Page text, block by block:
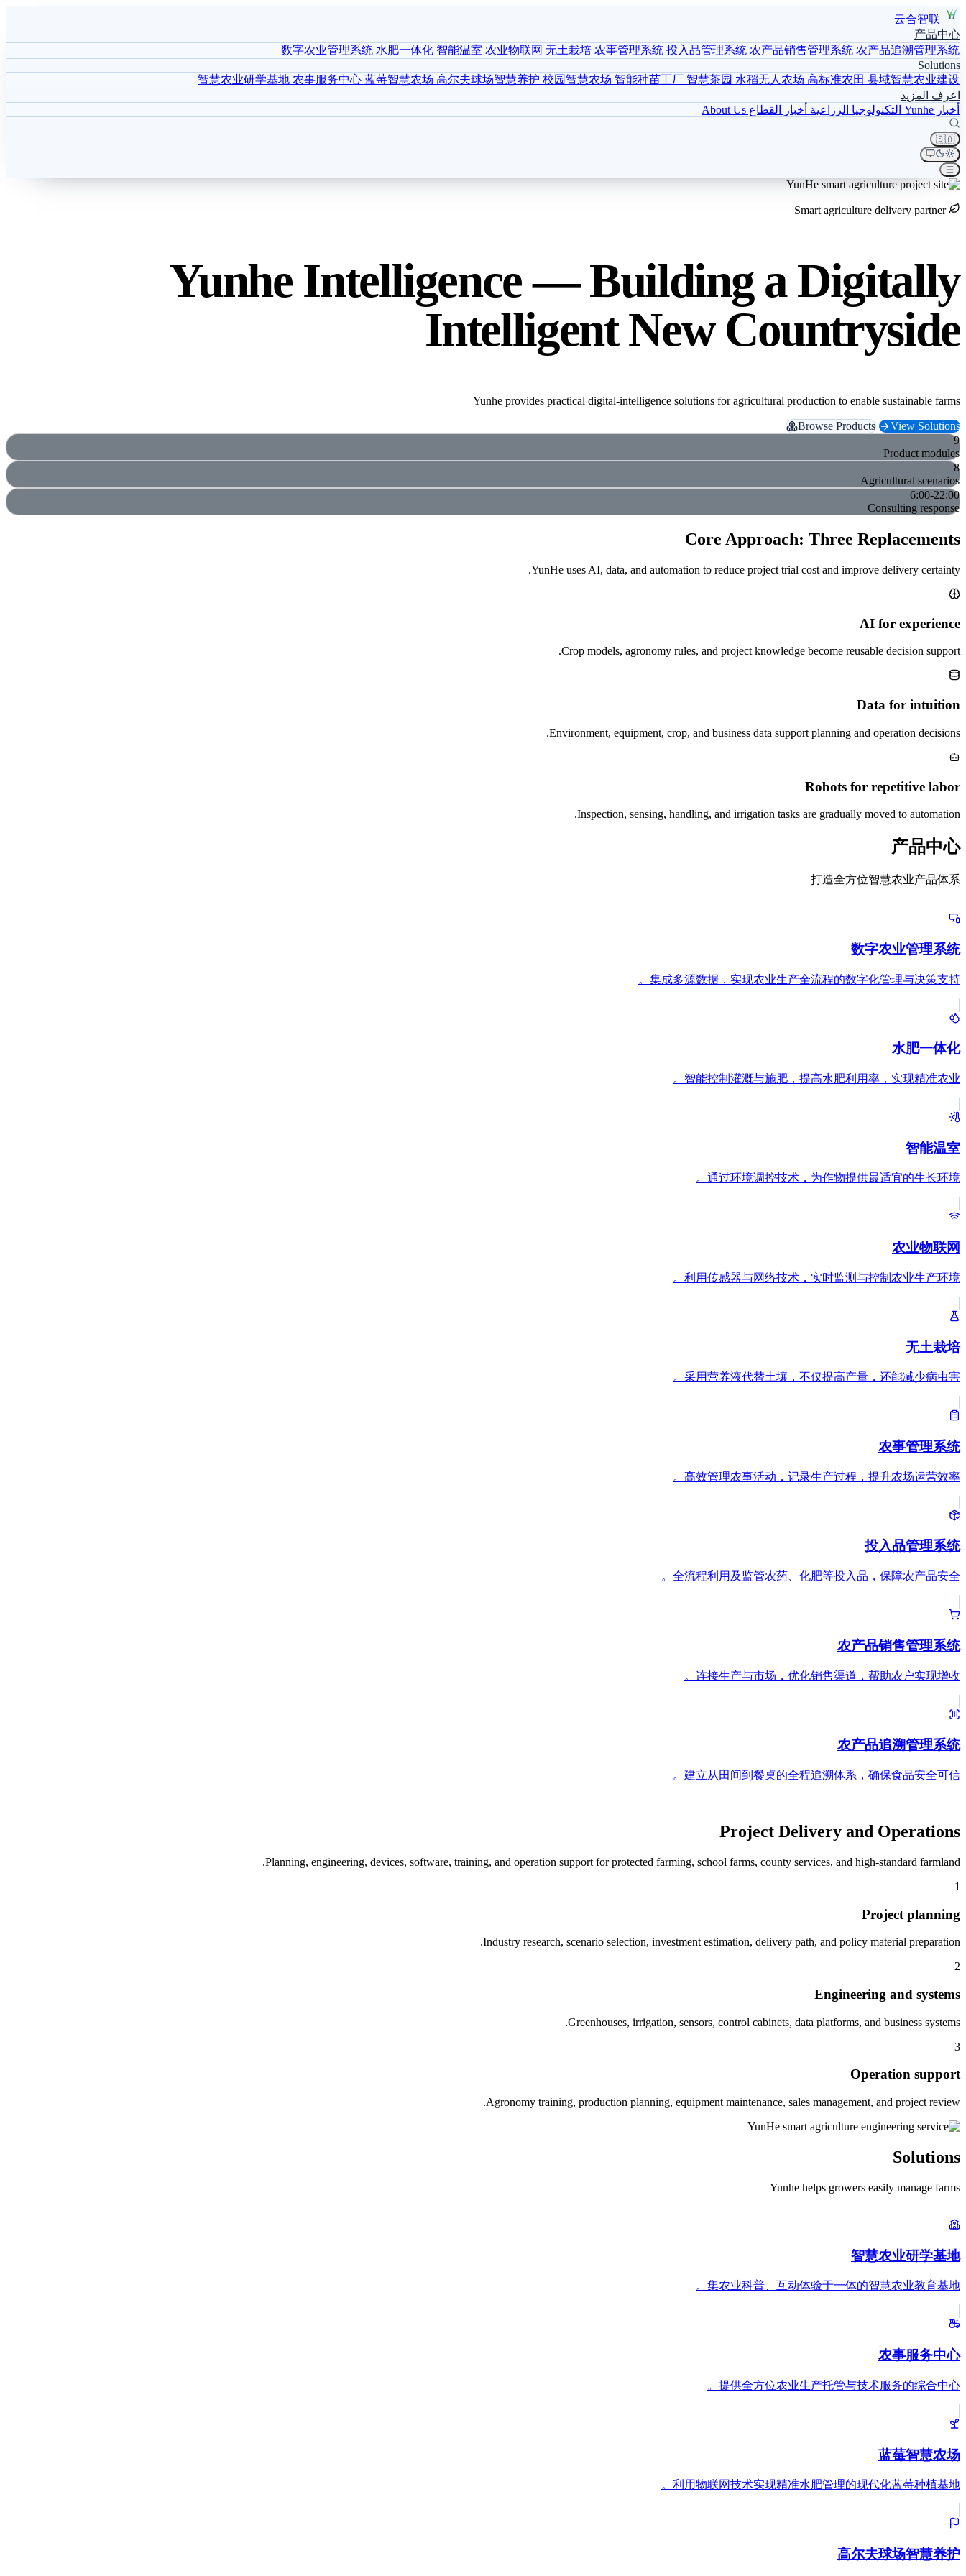
云合智联
产品中心
数字农业管理系统 水肥一体化 智能温室 农业物联网 无土栽培 农事管理系统 投入品管理系统 农产品销售管理系统 农产品追溯管理系统
Solutions
智慧农业研学基地 农事服务中心 蓝莓智慧农场 高尔夫球场智慧养护 校园智慧农场 智能种苗工厂 智慧茶园 水稻无人农场 高标准农田 县域智慧农业建设
اعرف المزيد
أخبار Yunhe
التكنولوجيا الزراعية أخبار القطاع About Us
🇸🇦
Smart agriculture delivery partner
Yunhe Intelligence — Building a Digitally
Intelligent New Countryside
Yunhe provides practical digital-intelligence solutions for agricultural production to enable sustainable farms
View Solutions
Browse Products
9
Product modules
8
Agricultural scenarios
6:00-22:00
Consulting response
Core Approach: Three Replacements
YunHe uses AI, data, and automation to reduce project trial cost and improve delivery certainty.
AI for experience
Crop models, agronomy rules, and project knowledge become reusable decision support.
Data for intuition
Environment, equipment, crop, and business data support planning and operation decisions.
Robots for repetitive labor
Inspection, sensing, handling, and irrigation tasks are gradually moved to automation.
产品中心
打造全方位智慧农业产品体系
数字农业管理系统
集成多源数据，实现农业生产全流程的数字化管理与决策支持。
水肥一体化
智能控制灌溉与施肥，提高水肥利用率，实现精准农业。
智能温室
通过环境调控技术，为作物提供最适宜的生长环境。
农业物联网
利用传感器与网络技术，实时监测与控制农业生产环境。
无土栽培
采用营养液代替土壤，不仅提高产量，还能减少病虫害。
农事管理系统
高效管理农事活动，记录生产过程，提升农场运营效率。
投入品管理系统
全流程利用及监管农药、化肥等投入品，保障农产品安全。
农产品销售管理系统
连接生产与市场，优化销售渠道，帮助农户实现增收。
农产品追溯管理系统
建立从田间到餐桌的全程追溯体系，确保食品安全可信。
Project Delivery and Operations
Planning, engineering, devices, software, training, and operation support for protected farming, school farms, county services, and high-standard farmland.
1
Project planning
Industry research, scenario selection, investment estimation, delivery path, and policy material preparation.
2
Engineering and systems
Greenhouses, irrigation, sensors, control cabinets, data platforms, and business systems.
3
Operation support
Agronomy training, production planning, equipment maintenance, sales management, and project review.
Solutions
Yunhe helps growers easily manage farms
智慧农业研学基地
集农业科普、互动体验于一体的智慧农业教育基地。
农事服务中心
提供全方位农业生产托管与技术服务的综合中心。
蓝莓智慧农场
利用物联网技术实现精准水肥管理的现代化蓝莓种植基地。
高尔夫球场智慧养护